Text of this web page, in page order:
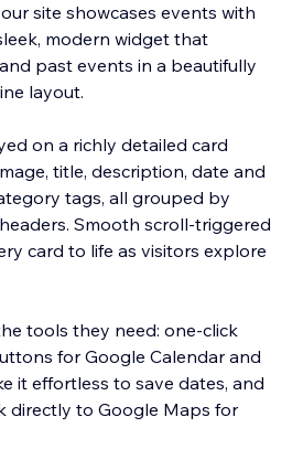
site showcases events with
modern widget that
past events in a beautifully
layout.
on a richly detailed card
title, description, date and
tags, all grouped by
Smooth scroll-triggered
card to life as visitors explore
tools they need: one-click
for Google Calendar and
it effortless to save dates, and
directly to Google Maps for